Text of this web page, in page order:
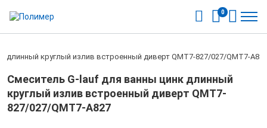
0
длинный круглый излив встроенный диверт QMT7-827/027/QMT7-A827
Смеситель G-lauf для ванны цинк длинный
круглый излив встроенный диверт QMT7-
827/027/QMT7-A827